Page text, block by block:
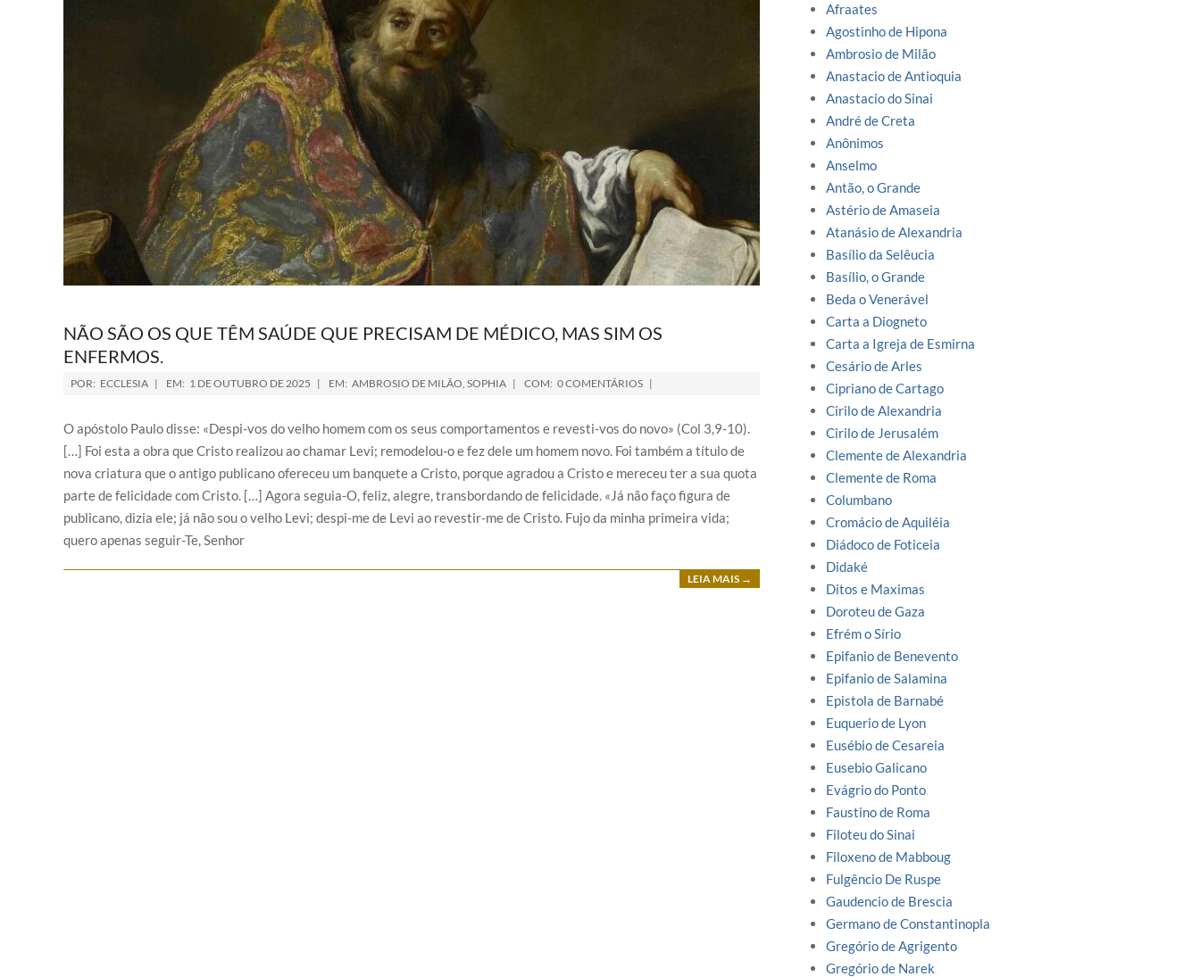
NÃO SÃO OS QUE TÊM SAÚDE QUE PRECISAM DE MÉDICO, MAS SIM OS
ENFERMOS.
POR: ECCLESIA EM: 1 DE OUTUBRO DE 2025 EM: AMBROSIO DE MILÃO, SOPHIA COM: 0 COMENTÁRIOS
O apóstolo Paulo disse: «Despi-vos do velho homem com os seus comportamentos e revesti-vos do novo» (Col 3,9-10).
[…] Foi esta a obra que Cristo realizou ao chamar Levi; remodelou-o e fez dele um homem novo. Foi também a título de
nova criatura que o antigo publicano ofereceu um banquete a Cristo, porque agradou a Cristo e mereceu ter a sua quota
parte de felicidade com Cristo. […] Agora seguia-O, feliz, alegre, transbordando de felicidade. «Já não faço figura de
publicano, dizia ele; já não sou o velho Levi; despi-me de Levi ao revestir-me de Cristo. Fujo da minha primeira vida;
quero apenas seguir-Te, Senhor
LEIA MAIS →
Afraates
Agostinho de Hipona
Ambrosio de Milão
Anastacio de Antioquia
Anastacio do Sinai
André de Creta
Anônimos
Anselmo
Antão, o Grande
Astério de Amaseia
Atanásio de Alexandria
Basílio da Selêucia
Basílio, o Grande
Beda o Venerável
Carta a Diogneto
Carta a Igreja de Esmirna
Cesário de Arles
Cipriano de Cartago
Cirilo de Alexandria
Cirilo de Jerusalém
Clemente de Alexandria
Clemente de Roma
Columbano
Cromácio de Aquiléia
Diádoco de Foticeia
Didaké
Ditos e Maximas
Doroteu de Gaza
Efrém o Sírio
Epifanio de Benevento
Epifanio de Salamina
Epistola de Barnabé
Euquerio de Lyon
Eusébio de Cesareia
Eusebio Galicano
Evágrio do Ponto
Faustino de Roma
Filoteu do Sinai
Filoxeno de Mabboug
Fulgêncio De Ruspe
Gaudencio de Brescia
Germano de Constantinopla
Gregório de Agrigento
Gregório de Narek